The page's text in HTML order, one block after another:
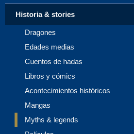
Historia & stories
Dragones
Edades medias
Cuentos de hadas
Libros y cómics
Acontecimientos históricos
Mangas
Myths & legends